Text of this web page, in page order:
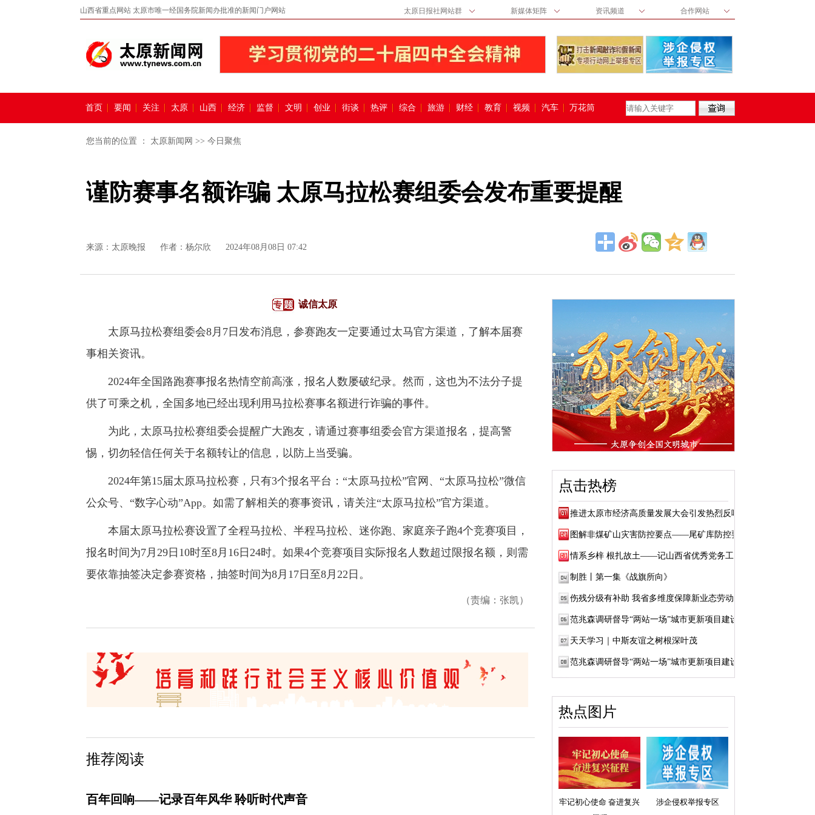
山西省重点网站 太原市唯一经国务院新闻办批准的新闻门户网站 太原日报社网站群 新媒体矩阵 资讯频道 合作网站
首页 要闻 关注 太原 山西 经济 监督 文明 创业 街谈 热评 综合 旅游 财经 教育 视频 汽车 万花筒
您当前的位置 ： 太原新闻网 >> 今日聚焦
谨防赛事名额诈骗 太原马拉松赛组委会发布重要提醒
来源： 太原晚报 作者：杨尔欣 2024年08月08日 07:42
诚信太原
太原马拉松赛组委会8月7日发布消息，参赛跑友一定要通过太马官方渠道，了解本届赛
事相关资讯。
2024年全国路跑赛事报名热情空前高涨，报名人数屡破纪录。然而，这也为不法分子提
供了可乘之机，全国多地已经出现利用马拉松赛事名额进行诈骗的事件。
为此，太原马拉松赛组委会提醒广大跑友，请通过赛事组委会官方渠道报名，提高警
惕，切勿轻信任何关于名额转让的信息，以防上当受骗。
2024年第15届太原马拉松赛，只有3个报名平台：“太原马拉松”官网、“太原马拉松”微信
公众号、“数字心动”App。如需了解相关的赛事资讯，请关注“太原马拉松”官方渠道。
本届太原马拉松赛设置了全程马拉松、半程马拉松、迷你跑、家庭亲子跑4个竞赛项目，
报名时间为7月29日10时至8月16日24时。如果4个竞赛项目实际报名人数超过限报名额，则需
要依靠抽签决定参赛资格，抽签时间为8月17日至8月22日。
（责编：张凯）
推荐阅读
百年回响——记录百年风华 聆听时代声音
点击热榜
推进太原市经济高质量发展大会引发热烈反响
图解非煤矿山灾害防控要点——尾矿库防控要点
情系乡梓 根扎故土——记山西省优秀党务工作...
制胜丨第一集《战旗所向》
伤残分级有补助 我省多维度保障新业态劳动者...
范兆森调研督导“两站一场”城市更新项目建设
天天学习｜中斯友谊之树根深叶茂
范兆森调研督导“两站一场”城市更新项目建设
热点图片
牢记初心使命 奋进复兴
涉企侵权举报专区